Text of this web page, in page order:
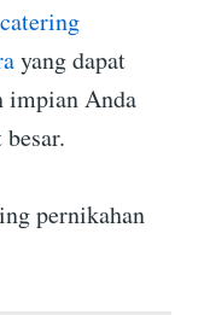
yang dapat
impian Anda
pernikahan